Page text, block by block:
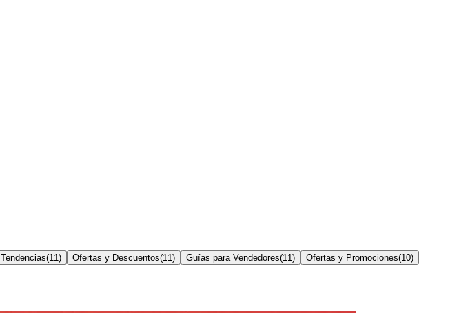
Tendencias(11 ) Ofertas y Descuentos(11 ) Guías para Vendedores(11 ) Ofertas y Promociones(10)